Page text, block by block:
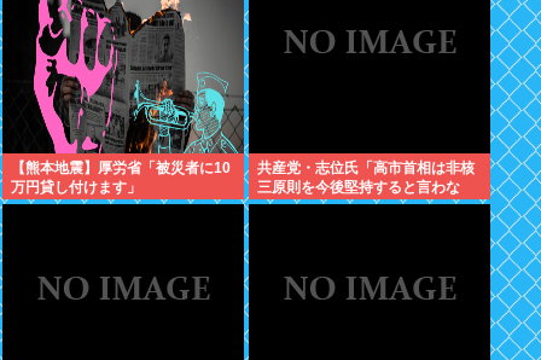
【熊本地震】厚労省「被災者に10
万円貸し付けます」
共産党・志位氏「高市首相は非核
三原則を今後堅持すると言わな
い！」